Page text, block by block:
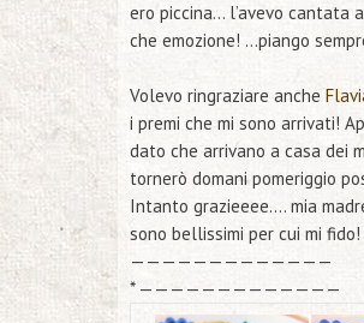
ero piccina… l’avevo cantata
che emozione! …piango
Volevo ringraziare anche
i premi che mi sono arrivati!
dato che arrivano a casa dei
tornerò domani pomeriggio
Intanto grazieeee…. mia
sono bellissimi per cui mi fido!
—————————————
* —————————————